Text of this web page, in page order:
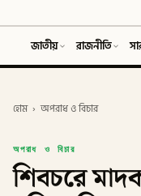
জাতীয় রাজনীতি
হোম › অপরাধ ও বিচার
অপরাধ ও বিচার
শিবচরে